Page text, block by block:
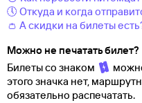
🕔 Откуда и когда
👛 А скидки на билеты
Можно не печатать билет?
Билеты со знаком
этого значка нет,
обязательно распечатать.